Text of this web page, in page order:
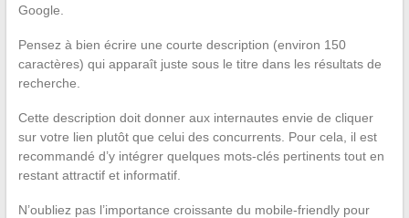
Google.
Pensez à bien écrire une courte description (environ 150
caractères) qui apparaît juste sous le titre dans les résultats de
recherche.
Cette description doit donner aux internautes envie de cliquer
sur votre lien plutôt que celui des concurrents. Pour cela, il est
recommandé d’y intégrer quelques mots-clés pertinents tout en
restant attractif et informatif.
N’oubliez pas l’importance croissante du mobile-friendly pour